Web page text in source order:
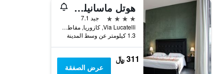
هوتل ماسانيلو لكشري
4 نجوم
جيد 7.1
Via Lucatelli, كازوريا, مقاطعة نابولي, إيطاليا
1.3 كيلومتر عن وسط المدينة
311 ﷼
عرض الصفقة